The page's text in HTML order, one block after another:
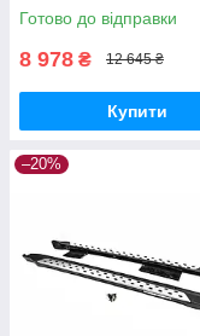
Готово до відправки
8 978 ₴ 12 645 ₴
Купити
–20%